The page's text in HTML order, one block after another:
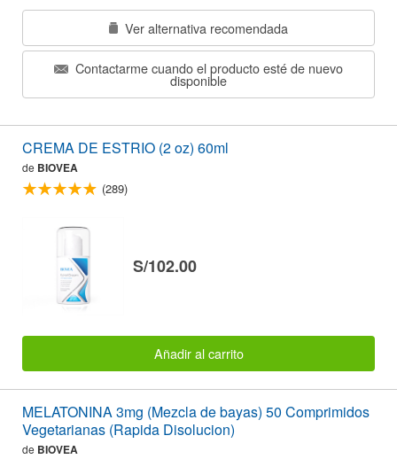
Ver alternativa recomendada
Contactarme cuando el producto esté de nuevo
disponible
CREMA DE ESTRIO (2 oz) 60ml
de BIOVEA
(289)
S/102.00
Añadir al carrito
MELATONINA 3mg (Mezcla de bayas) 50 Comprimidos
Vegetarianas (Rapida Disolucion)
de BIOVEA